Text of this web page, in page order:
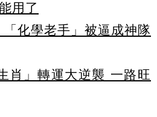
用了
化學老手」被逼成神隊
肖」轉運大逆襲 一路旺